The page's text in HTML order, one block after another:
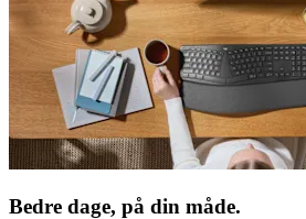
Bedre dage, på din måde.